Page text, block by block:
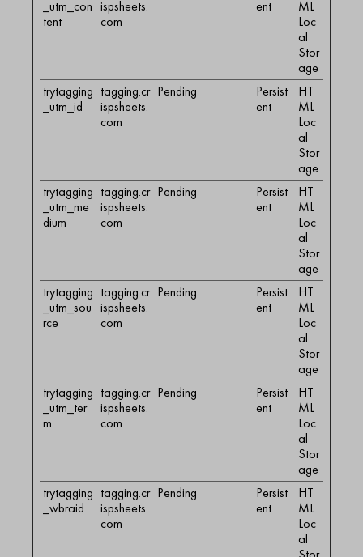
_utm_con
tent
ispsheets.
com
ent
ML
Loc
al
Stor
age
trytagging
_utm_id
tagging.cr
ispsheets.
com
Pending
Persist
ent
HT
ML
Loc
al
Stor
age
trytagging
_utm_me
dium
tagging.cr
ispsheets.
com
Pending
Persist
ent
HT
ML
Loc
al
Stor
age
trytagging
_utm_sou
rce
tagging.cr
ispsheets.
com
Pending
Persist
ent
HT
ML
Loc
al
Stor
age
trytagging
_utm_ter
m
tagging.cr
ispsheets.
com
Pending
Persist
ent
HT
ML
Loc
al
Stor
age
trytagging
_wbraid
tagging.cr
ispsheets.
com
Pending
Persist
ent
HT
ML
Loc
al